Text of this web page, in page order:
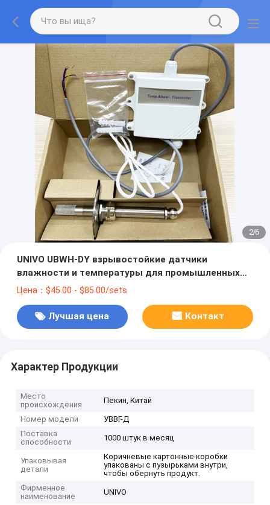
2/6
UNIVO UBWH-DY взрывостойкие датчики
влажности и температуры для промышленных
применений
Цена：$45.00 - $85.00/sets
Лучшая цена Контакт
Характер Продукции
Место
происхождения
Пекин, Китай
Номер модели
УВВГ-Д
Поставка
способности
1000 штук в месяц
Упаковывая
детали
Коричневые картонные коробки
упакованы с пузырьками внутри,
чтобы обернуть продукт.
Фирменное
наименование
UNIVO